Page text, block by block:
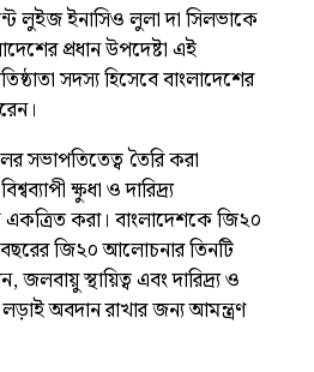
লুইজ ইনাসিও লুলা দা সিলভাকে
প্রধান উপদেষ্টা এই
সদস্য হিসেবে বাংলাদেশের
সভাপতিতেত্ব তৈরি করা
ক্ষুধা ও দারিদ্র্য
একত্রিত করা। বাংলাদেশকে জি২০
বছরের জি২০ আলোচনার তিনটি
জলবায়ু স্থায়িত্ব এবং দারিদ্র্য ও
লড়াই অবদান রাখার জন্য আমন্ত্রণ